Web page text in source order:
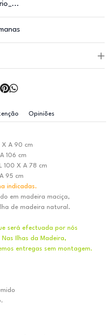
Opiniões
A 90 cm
106 cm
100 X A 78 cm
95 cm
indicadas.
em madeira maciça,
de madeira natural.
será efectuada por nós
Ilhas da Madeira,
entregas sem montagem.